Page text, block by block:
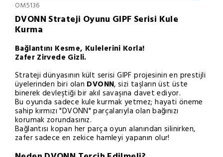
OM5136
DVONN Strateji Oyunu GIPF Serisi Kule
Kurma
Bağlantını Kesme, Kulelerini Korla!
Zafer Zirvede Gizli.
Strateji dünyasının kült serisi GIPF projesinin en prestijli
üyelerinden biri olan DVONN, sizi taşların üst üste
binerek devleştiği bir akıl savaşına davet ediyor.
Bu oyunda sadece kule kurmak yetmez; hayati öneme
sahip kırmızı "DVONN" parçalarıyla olan bağınızı
korumak zorundasınız.
Bağlantısı kopan her parça oyun alanından silinirken,
zafer sadece en zekice hamleyi yapanın olur!